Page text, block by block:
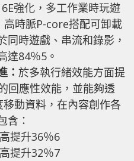
強化，多工作業時玩遊
高時脈P-core搭配可卸載
同時遊戲、串流和錄影，
達84％5 。
： 於多執行緒效能方面提
回應性效能，並能夠透
動資料，在內容創作各
含：
提升36％6
提升32％7